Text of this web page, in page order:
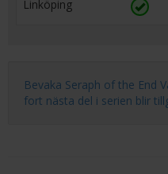
Linköping
Bevaka Seraph of the End
fort nästa del i serien blir